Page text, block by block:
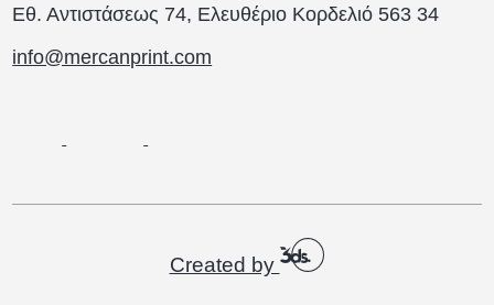
Εθ. Αντιστάσεως 74, Ελευθέριο Κορδελιό 563 34
info@mercanprint.com
Created by